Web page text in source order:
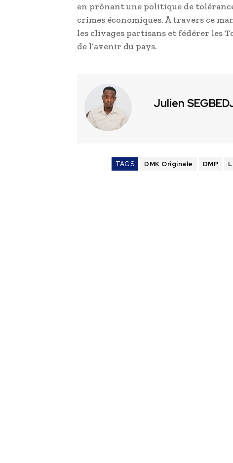
en prônant une politique de
crimes économiques. À travers ce
les clivages partisans et fédérer les
de l’avenir du pays.
Julien
TAGS DMK Originale DMP